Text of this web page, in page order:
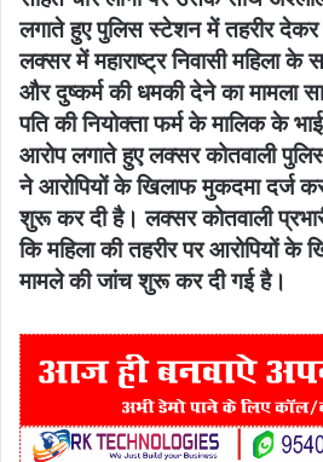
लगाते हुए पुलिस स्टेशन में तहरीर देकर
लक्सर में महाराष्ट्र निवासी महिला
और दुष्कर्म की धमकी देने का मामला
पति की नियोक्ता फर्म के मालिक के
आरोप लगाते हुए लक्सर कोतवाली
ने आरोपियों के खिलाफ मुकदमा दर्ज
शुरू कर दी है। लक्सर कोतवाली
कि महिला की तहरीर पर आरोपियों के
मामले की जांच शुरू कर दी गई है।